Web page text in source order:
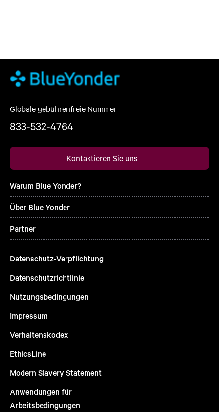
Globale gebührenfreie Nummer
833-532-4764
Kontaktieren Sie uns
Warum Blue Yonder?
Über Blue Yonder
Partner
Datenschutz-Verpflichtung
Datenschutzrichtlinie
Nutzungsbedingungen
Impressum
Verhaltenskodex
EthicsLine
Modern Slavery Statement
Anwendungen für
Arbeitsbedingungen